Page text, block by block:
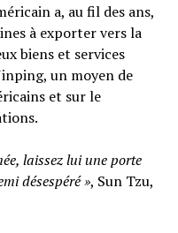
a, au fil des ans,
à exporter vers la
biens et services
un moyen de
et sur le
laissez lui une porte
désespéré », Sun Tzu,